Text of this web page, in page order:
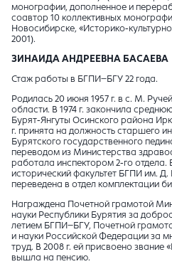
монографии, дополненное и
соавтор 10 коллективных
Новосибирске, «Историко-
2001).
ЗИНАИДА АНДРЕЕВНА БАСАЕВА
Стаж работы в БГПИ–БГУ 22 года.
Родилась 20 июня 1957 г. в с. М.
области. В 1974 г. закончила
Бурят-Янгуты Осинского района
г. принята на должность старшего
Бурятского государственного
переводом из Министерства
работала инспектором 2-го отдела.
исторический факультет БГПИ им.
переведена в отдел комплектации
Награждена Почетной грамотой
науки Республики Бурятия за
летием БГПИ–БГУ, Почетной
и науки Российской Федерации за
труд. В 2008 г. ей присвоено звание
вышла на пенсию.